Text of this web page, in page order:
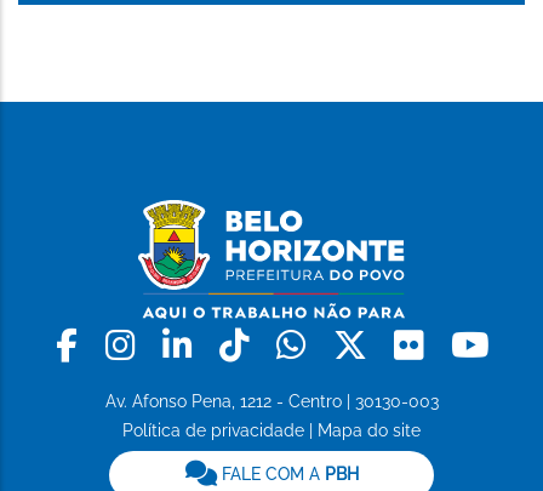
Facebook
Instagram
LinkedinTiktokWhatsapp
X Flickr
Av. Afonso Pena, 1212 - Centro | 30130-003
Política de privacidade
Mapa do site
FALE COM A PBH